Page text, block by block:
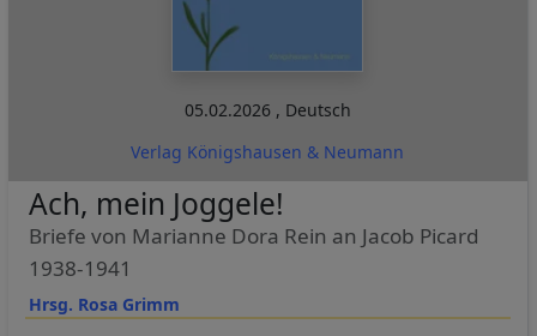
05.02.2026 , Deutsch
Verlag Königshausen & Neumann
Hrsg. Rosa Grimm
Ach, mein Joggele!
Briefe von Marianne Dora Rein an Jacob Picard
1938-1941